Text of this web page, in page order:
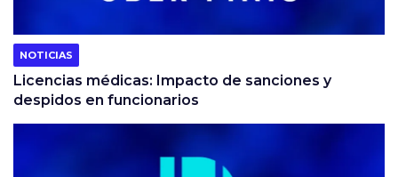
NOTICIAS
Licencias médicas: Impacto de sanciones y
despidos en funcionarios